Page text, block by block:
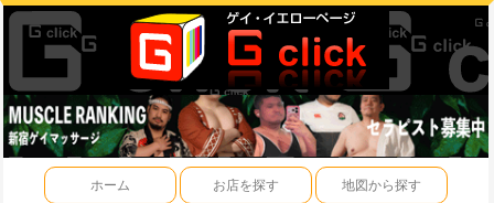
ホーム お店を探す 地図から探す